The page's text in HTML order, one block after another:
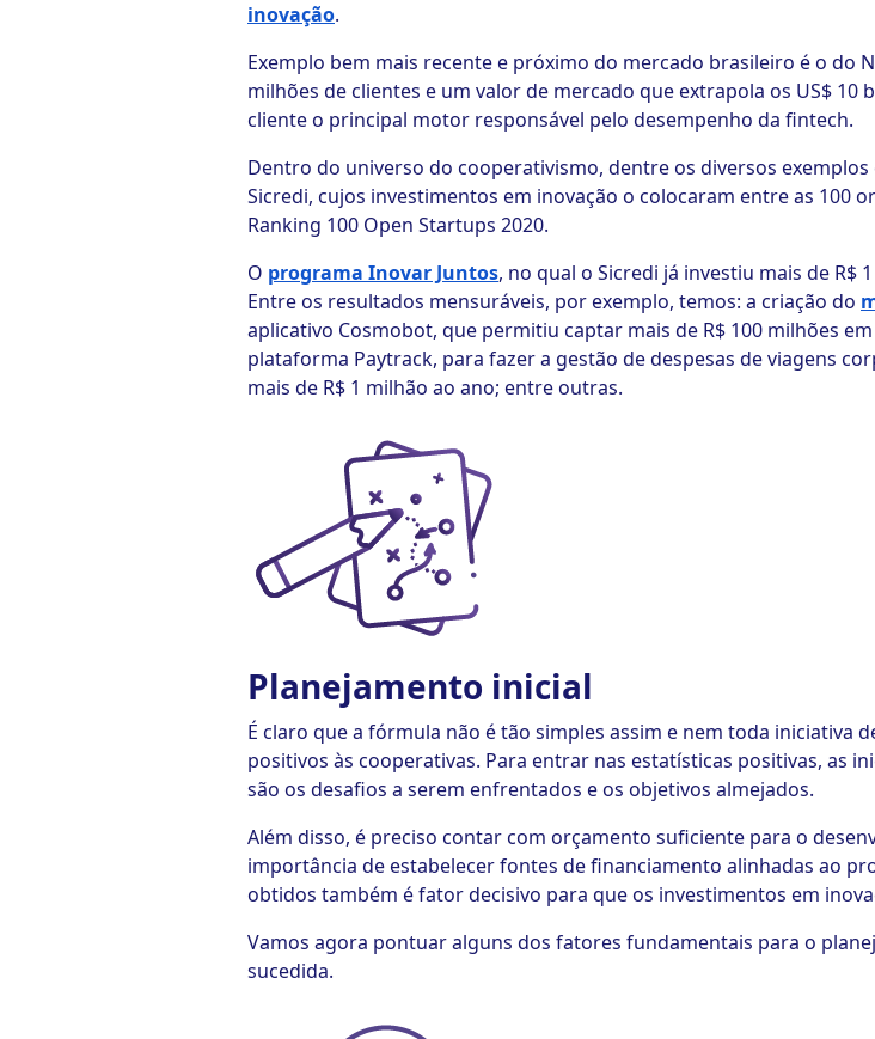
inovação.
Exemplo bem mais recente e próximo do mercado brasileiro é o do
milhões de clientes e um valor de mercado que extrapola os US$ 10
cliente o principal motor responsável pelo desempenho da fintech.
Dentro do universo do cooperativismo, dentre os diversos
Sicredi, cujos investimentos em inovação o colocaram entre as 100
Ranking 100 Open Startups 2020.
O programa Inovar Juntos, no qual o Sicredi já investiu mais de
Entre os resultados mensuráveis, por exemplo, temos: a criação do
aplicativo Cosmobot, que permitiu captar mais de R$ 100 milhões
plataforma Paytrack, para fazer a gestão de despesas de viagens
mais de R$ 1 milhão ao ano; entre outras.
Planejamento inicial
É claro que a fórmula não é tão simples assim e nem toda iniciativa
positivos às cooperativas. Para entrar nas estatísticas positivas, as
são os desafios a serem enfrentados e os objetivos almejados.
Além disso, é preciso contar com orçamento suficiente para o
importância de estabelecer fontes de financiamento alinhadas ao
obtidos também é fator decisivo para que os investimentos em
Vamos agora pontuar alguns dos fatores fundamentais para o
sucedida.